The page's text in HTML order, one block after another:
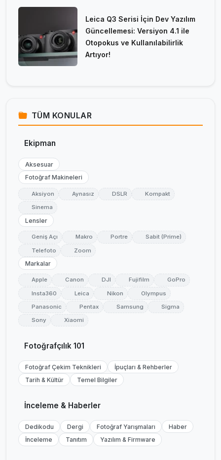
Leica Q3 Serisi İçin Dev Yazılım
Güncellemesi: Versiyon 4.1 ile
Otopokus ve Kullanılabilirlik
Artıyor!
TÜM KONULAR
Ekipman
Aksesuar
Fotoğraf Makineleri
Aksiyon Aynasız DSLR
Kompakt
Sinema
Lensler
Geniş Açı Makro Portre
Sabit (Prime)
Telefoto
Zoom
Markalar
Apple Canon DJI Fujifilm
GoPro
Insta360
Leica Nikon
Olympus
Panasonic
Pentax Samsung
Sigma
Sony
Xiaomi
Fotoğrafçılık 101
Fotoğraf Çekim Teknikleri
İpuçları & Rehberler
Tarih & Kültür
Temel Bilgiler
İnceleme & Haberler
Dedikodu Dergi Fotoğraf Yarışmaları
Haber
İnceleme
Tanıtım Yazılım & Firmware